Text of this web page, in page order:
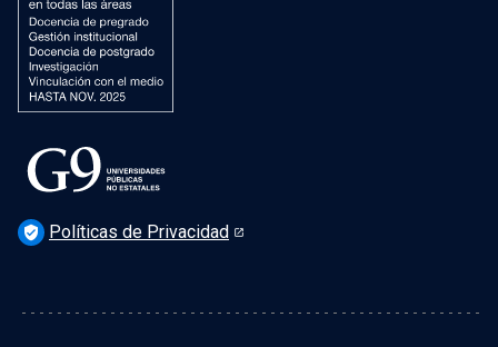
verified_user Políticas de Privacidad